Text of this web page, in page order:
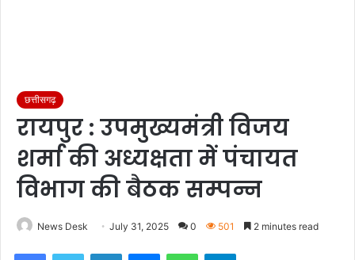
छत्तीसगढ़
रायपुर : उपमुख्यमंत्री विजय
शर्मा की अध्यक्षता में पंचायत
विभाग की बैठक सम्पन्न
News Desk July 31, 2025 0 501 2 minutes read